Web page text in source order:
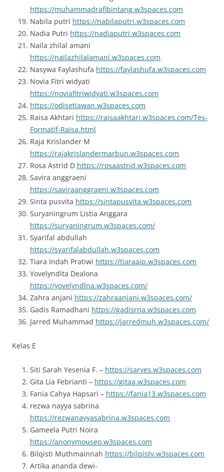
https://muhammadrafibintang.w3spaces.com
Nabila putri https://nabilaputri.w3spaces.com
Nadia Putri https://nadiaputri.w3spaces.com
Naila zhilal amani
https://nailazhilalamani.w3spaces.com
Nasywa Faylashufa https://faylashufa.w3spaces.com
Novia Fitri widyati
https://noviafitriwidyati.w3spaces.com
https://odisetiawan.w3spaces.com
Raisa Akhtari https://raisaakhtari.w3spaces.com/Tes-
Formatif-Raisa.html
Raja Krislander M
https://rajakrislandermarbun.w3spaces.com
Rosa Astrid D https://rosaastrid.w3spaces.com
Savira anggraeni
https://saviraanggraeni.w3spaces.com
Sinta pusvita https://sintapusvita.w3spaces.com
Suryaningrum Listia Anggara
https://suryaningrum.w3spaces.com/
Syarifal abdullah
https://syarifalabdullah.w3spaces.com
Tiara Indah Pratiwi https://tiaraaip.w3spaces.com
Yovelyndita Dealona
https://yovelyndlna.w3spaces.com/
Zahra anjani https://zahraanjani.w3spaces.com/
Gadis Ramadhani https://gadisrna.w3spaces.com
Jarred Muhammad https://jarredmuh.w3spaces.com/
Kelas E
Siti Sarah Yesenia F. – https://saryes.w3spaces.com
Gita Lia Febrianti – https://gitaa.w3spaces.com
Fania Cahya Hapsari – https://fania13.w3spaces.com
rezwa nayya sabrina
https://rezwanayyasabrina.w3spaces.com
Gameela Putri Noira
https://anonymouseo.w3spaces.com
Bilqisti Muthmainnah https://bilqisty.w3spaces.com
Artika ananda dewi-